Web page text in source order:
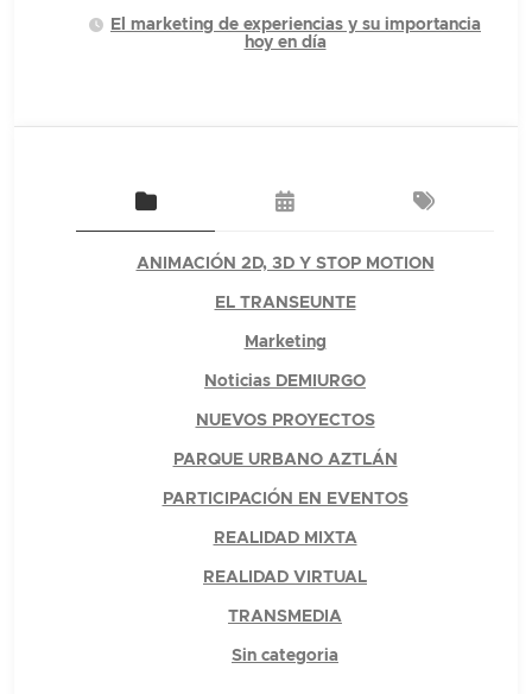
El marketing de experiencias y su importancia
hoy en día
ANIMACIÓN 2D, 3D Y STOP MOTION
EL TRANSEUNTE
Marketing
Noticias DEMIURGO
NUEVOS PROYECTOS
PARQUE URBANO AZTLÁN
PARTICIPACIÓN EN EVENTOS
REALIDAD MIXTA
REALIDAD VIRTUAL
TRANSMEDIA
Sin categoria